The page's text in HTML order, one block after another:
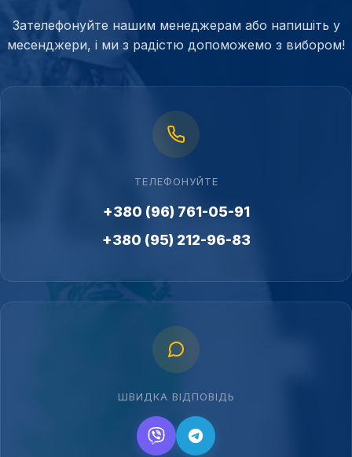
Зателефонуйте нашим менеджерам або напишіть у
месенджери, і ми з радістю допоможемо з вибором!
ТЕЛЕФОНУЙТЕ
+380 (96) 761-05-91
+380 (95) 212-96-83
ШВИДКА ВІДПОВІДЬ